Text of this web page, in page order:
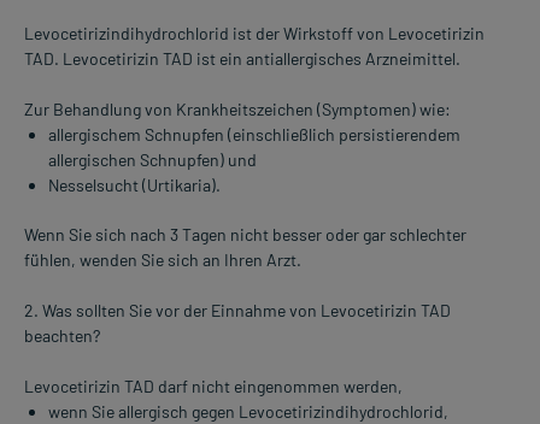
Levocetirizindihydrochlorid ist der Wirkstoff von Levocetirizin
TAD. Levocetirizin TAD ist ein antiallergisches Arzneimittel.
Zur Behandlung von Krankheitszeichen (Symptomen) wie:
allergischem Schnupfen (einschließlich persistierendem
allergischen Schnupfen) und
Nesselsucht (Urtikaria).
Wenn Sie sich nach 3 Tagen nicht besser oder gar schlechter
fühlen, wenden Sie sich an Ihren Arzt.
2. Was sollten Sie vor der Einnahme von Levocetirizin TAD
beachten?
Levocetirizin TAD darf nicht eingenommen werden,
wenn Sie allergisch gegen Levocetirizindihydrochlorid,